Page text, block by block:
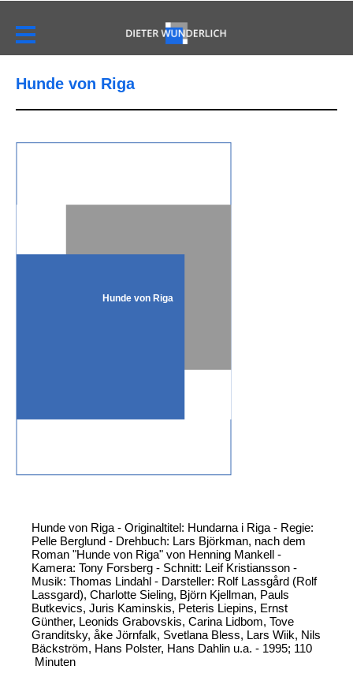
Hunde von Riga
Hunde von Riga
Hunde von Riga - Originaltitel: Hundarna i Riga - Regie:
Pelle Berglund - Drehbuch: Lars Björkman, nach dem
Roman "Hunde von Riga" von Henning Mankell -
Kamera: Tony Forsberg - Schnitt: Leif Kristiansson -
Musik: Thomas Lindahl - Darsteller: Rolf Lassgård (Rolf
Lassgard), Charlotte Sieling, Björn Kjellman, Pauls
Butkevics, Juris Kaminskis, Peteris Liepins, Ernst
Günther, Leonids Grabovskis, Carina Lidbom, Tove
Granditsky, åke Jörnfalk, Svetlana Bless, Lars Wiik, Nils
Bäckström, Hans Polster, Hans Dahlin u.a. - 1995; 110
Minuten